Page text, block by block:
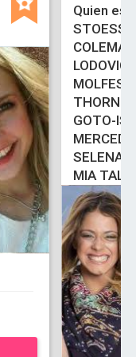
Quien es
THORNE-
GOTO-
SELENA
MIA